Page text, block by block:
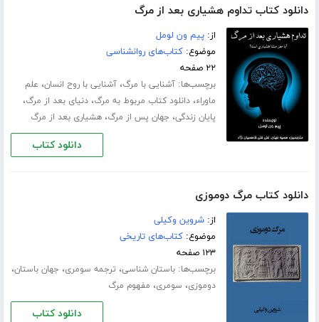
دانلود کتاب تداوم هشیاری بعد از مرگ
از:پیم ون لومل
موضوع:کتاب‌های روانشناسی
۲۲ صفحه
برچسب‌ها:آشنایی با مرگ،آشنایی با روح انسان، علم
ماوراء،دانلود کتاب مربوط به مرگ،دنیای بعد از مرگ،
پایان زندگی، جهان پس از مرگ،هشیاری بعد از مرگ
دانلود کتاب
دانلود کتاب مرگ دوموزی
از:شروین وکیلی
موضوع:کتاب‌های تاریخی
۱۲۳ صفحه
برچسب‌ها:باستان شناسی، ترجمه سومری، جهان باستان،
دوموزی، سومری، مفهوم مرگ
دانلود کتاب